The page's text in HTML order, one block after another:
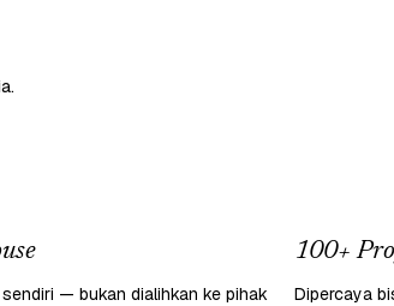
— bukan dialihkan ke pihak
100+
Dipercaya